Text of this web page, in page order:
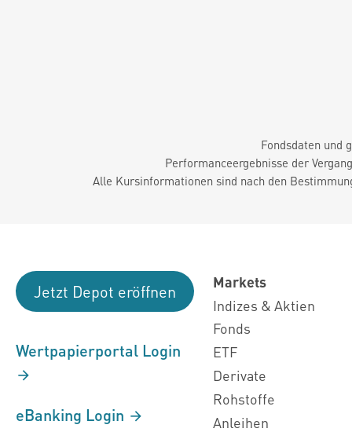
Fondsdaten und
Performanceergebnisse der
Alle Kursinformationen sind nach den
Jetzt Depot eröffnen
Wertpapierportal Login
eBanking Login
Markets
Indizes & Aktien
Fonds
ETF
Derivate
Rohstoffe
Anleihen